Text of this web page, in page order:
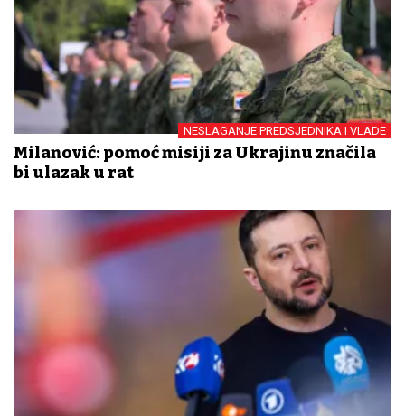
NESLAGANJE PREDSJEDNIKA I VLADE
Milanović: pomoć misiji za Ukrajinu značila
bi ulazak u rat